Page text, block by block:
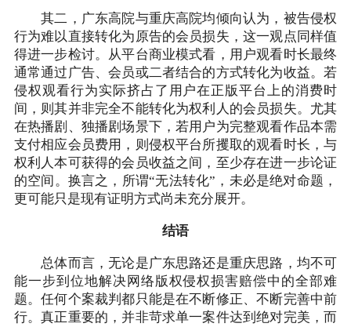
其二，广东高院与重庆高院均倾向认为，被告侵权
行为难以直接转化为原告的会员损失，这一观点同样值
得进一步检讨。从平台商业模式看，用户观看时长最终
通常通过广告、会员或二者结合的方式转化为收益。若
侵权观看行为实际挤占了用户在正版平台上的消费时
间，则其并非完全不能转化为权利人的会员损失。尤其
在热播剧、独播剧场景下，若用户为完整观看作品本需
支付相应会员费用，则侵权平台所攫取的观看时长，与
权利人本可获得的会员收益之间，至少存在进一步论证
的空间。换言之，所谓“无法转化”，未必是绝对命题，
更可能只是现有证明方式尚未充分展开。
结语
总体而言，无论是广东思路还是重庆思路，均不可
能一步到位地解决网络版权侵权损害赔偿中的全部难
题。任何个案裁判都只能是在不断修正、不断完善中前
行。真正重要的，并非苛求单一案件达到绝对完美，而